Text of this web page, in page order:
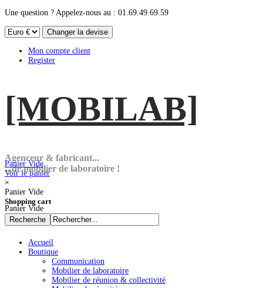
Une question ? Appelez-nous au : 01.69.49.69.59
Mon compte client
Register
[MOBILAB]
Agenceur & fabricant...
...de mobilier de laboratoire !
Panier Vide
Voir le panier
×
Panier Vide
Shopping cart
Panier Vide
Accueil
Boutique
Communication
Mobilier de laboratoire
Mobilier de réunion & collectivité